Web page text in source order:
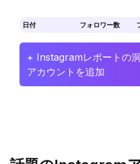
日付 フォロワー数
+ Instagramレポートの
アカウントを追加